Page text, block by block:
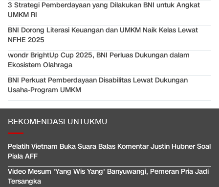
3 Strategi Pemberdayaan yang Dilakukan BNI untuk Angkat
UMKM RI
BNI Dorong Literasi Keuangan dan UMKM Naik Kelas Lewat
NFHE 2025
wondr BrightUp Cup 2025, BNI Perluas Dukungan dalam
Ekosistem Olahraga
BNI Perkuat Pemberdayaan Disabilitas Lewat Dukungan
Usaha-Program UMKM
REKOMENDASI UNTUKMU
Pelatih Vietnam Buka Suara Balas Komentar Justin Hubner Soal
Piala AFF
Video Mesum 'Yang Wis Yang' Banyuwangi, Pemeran Pria Jadi
Tersangka